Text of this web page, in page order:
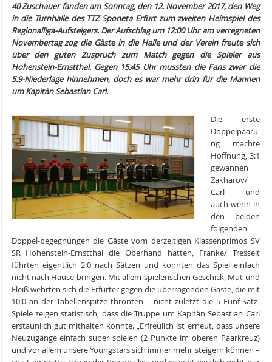
40 Zuschauer fanden am Sonntag, den 12. November 2017, den Weg
in die Turnhalle des TTZ Sponeta Erfurt zum zweiten Heimspiel des
Regionalliga-Aufsteigers. Der Aufschlag um 12:00 Uhr am verregneten
Novembertag zog die Gäste in die Halle und der Verein freute sich
über den guten Zuspruch zum Match gegen die Spieler aus
Hohenstein-Ernstthal. Gegen 15:45 Uhr mussten die Fans zwar die
5:9-Niederlage hinnehmen, doch es war mehr drin für die Mannen
um Kapitän Sebastian Carl.
Die erste
Doppelpaaru
ng machte
Hoffnung, 3:1
gewannen
Zakharov/
Carl und
auch wenn in
den beiden
folgenden
Doppel-begegnungen die Gäste vom derzeitigen Klassenprimos SV
SR Hohenstein-Ernstthal die Oberhand hatten, Franke/ Tresselt
führten eigentlich 2:0 nach Sätzen und konnten das Spiel einfach
nicht nach Hause bringen. Mit allem spielerischen Geschick, Mut und
Fleiß wehrten sich die Erfurter gegen die überragenden Gäste, die mit
10:0 an der Tabellenspitze thronten – nicht zuletzt die 5 Fünf-Satz-
Spiele zeigen statistisch, dass die Truppe um Kapitän Sebastian Carl
erstaunlich gut mithalten konnte. „Erfreulich ist erneut, dass unsere
Neuzugänge einfach super spielen (2 Punkte im oberen Paarkreuz)
und vor allem unsere Youngstars sich immer mehr steigern können –